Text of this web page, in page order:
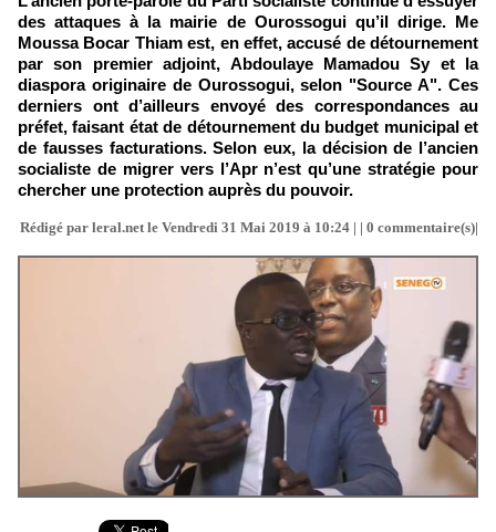
des attaques à la mairie de Ourossogui qu’il dirige. Me
Moussa Bocar Thiam est, en effet, accusé de détournement
par son premier adjoint, Abdoulaye Mamadou Sy et la
diaspora originaire de Ourossogui, selon "Source A". Ces
derniers ont d’ailleurs envoyé des correspondances au
préfet, faisant état de détournement du budget municipal et
de fausses facturations. Selon eux, la décision de l’ancien
socialiste de migrer vers l’Apr n’est qu’une stratégie pour
chercher une protection auprès du pouvoir.
Rédigé par leral.net le Vendredi 31 Mai 2019 à 10:24 | | 0 commentaire(s)|